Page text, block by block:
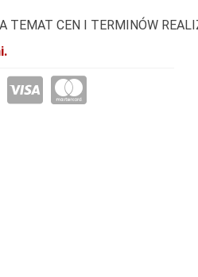
TEMAT CEN I TERMINÓW